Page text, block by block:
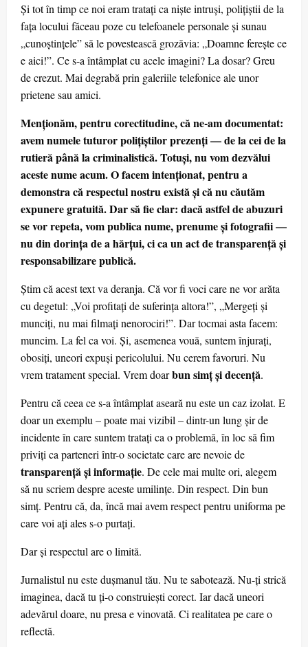
Și tot în timp ce noi eram tratați ca niște intruși, polițiștii de la
fața locului făceau poze cu telefoanele personale și sunau
„cunoștințele” să le povestească grozăvia: „Doamne ferește ce
e aici!”. Ce s-a întâmplat cu acele imagini? La dosar? Greu
de crezut. Mai degrabă prin galeriile telefonice ale unor
prietene sau amici.
Menționăm, pentru corectitudine, că ne-am documentat:
avem numele tuturor polițiștilor prezenți — de la cei de la
rutieră până la criminalistică. Totuși, nu vom dezvălui
aceste nume acum. O facem intenționat, pentru a
demonstra că respectul nostru există și că nu căutăm
expunere gratuită. Dar să fie clar: dacă astfel de abuzuri
se vor repeta, vom publica nume, prenume și fotografii —
nu din dorința de a hărțui, ci ca un act de transparență și
responsabilizare publică.
Știm că acest text va deranja. Că vor fi voci care ne vor arăta
cu degetul: „Voi profitați de suferința altora!”, „Mergeți și
munciți, nu mai filmați nenorociri!”. Dar tocmai asta facem:
muncim. La fel ca voi. Și, asemenea vouă, suntem înjurați,
obosiți, uneori expuși pericolului. Nu cerem favoruri. Nu
vrem tratament special. Vrem doarbun simț și decență.
Pentru că ceea ce s-a întâmplat aseară nu este un caz izolat. E
doar un exemplu – poate mai vizibil – dintr-un lung șir de
incidente în care suntem tratați ca o problemă, în loc să fim
priviți ca parteneri într-o societate care are nevoie de
transparență și informație. De cele mai multe ori, alegem
să nu scriem despre aceste umilințe. Din respect. Din bun
simț. Pentru că, da, încă mai avem respect pentru uniforma pe
care voi ați ales s-o purtați.
Dar și respectul are o limită.
Jurnalistul nu este dușmanul tău. Nu te sabotează. Nu-ți strică
imaginea, dacă tu ți-o construiești corect. Iar dacă uneori
adevărul doare, nu presa e vinovată. Ci realitatea pe care o
reflectă.